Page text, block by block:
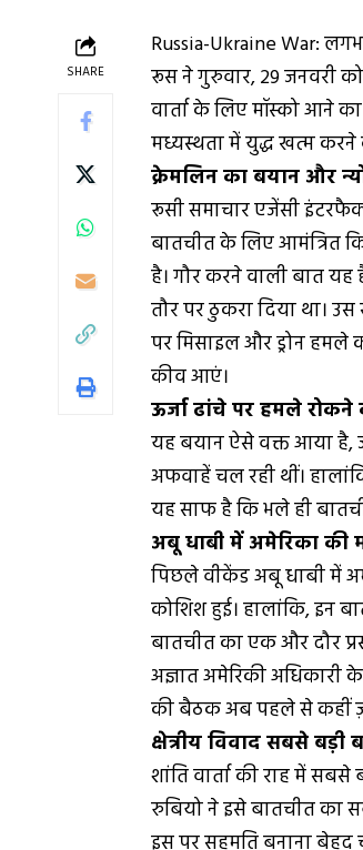
SHARE
Russia-Ukraine War:
रूस ने गुरुवार, 29 जनवरी
वार्ता के लिए मॉस्को आने
मध्यस्थता में युद्ध खत्म करने
क्रेमलिन का बयान और
रूसी समाचार एजेंसी
बातचीत के लिए आमंत्रित
है। गौर करने वाली बात
तौर पर ठुकरा दिया था।
पर मिसाइल और ड्रोन हमले
कीव आएं।
ऊर्जा ढांचे पर हमले
यह बयान ऐसे वक्त आया है,
अफवाहें चल रही थीं।
यह साफ है कि भले ही
अबू धाबी में अमेरिका की
पिछले वीकेंड अबू धाबी में
कोशिश हुई। हालांकि, इन
बातचीत का एक और दौर
अज्ञात अमेरिकी
की बैठक अब पहले से कहीं
क्षेत्रीय विवाद सबसे बड़ी
शांति वार्ता की राह में
रुबियो ने इसे बातचीत का